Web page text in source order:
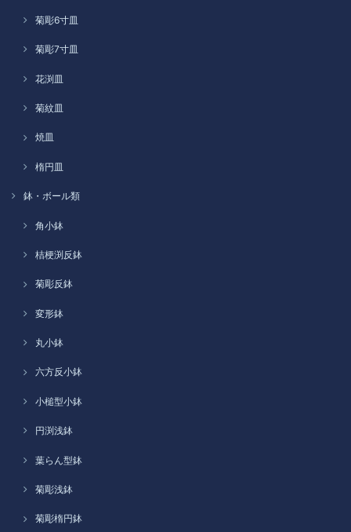
菊彫6寸皿
菊彫7寸皿
花渕皿
菊紋皿
焼皿
楕円皿
鉢・ボール類
角小鉢
桔梗渕反鉢
菊彫反鉢
変形鉢
丸小鉢
六方反小鉢
小槌型小鉢
円渕浅鉢
葉らん型鉢
菊彫浅鉢
菊彫楕円鉢